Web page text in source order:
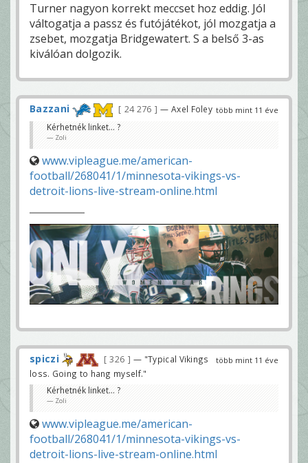
Turner nagyon korrekt meccset hoz eddig. Jól
váltogatja a passz és futójátékot, jól mozgatja a
zsebet, mozgatja Bridgewatert. S a belső 3-as
kiválóan dolgozik.
több mint 11 éve
Bazzani 24 276 — Axel Foley
Kérhetnék linket... ?
Zoli
www.vipleague.me/american-
football/268041/1/minnesota-vikings-vs-
detroit-lions-live-stream-online.html
több mint 11 éve
spiczi 326
— "Typical Vikings
loss. Going to hang myself."
Kérhetnék linket... ?
Zoli
www.vipleague.me/american-
football/268041/1/minnesota-vikings-vs-
detroit-lions-live-stream-online.html